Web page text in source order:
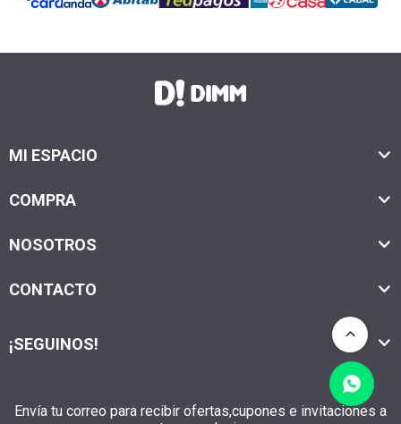
MI ESPACIO
COMPRA
NOSOTROS
CONTACTO
Envía tu correo para recibir ofertas,cupones e invitaciones a
¡SEGUINOS!